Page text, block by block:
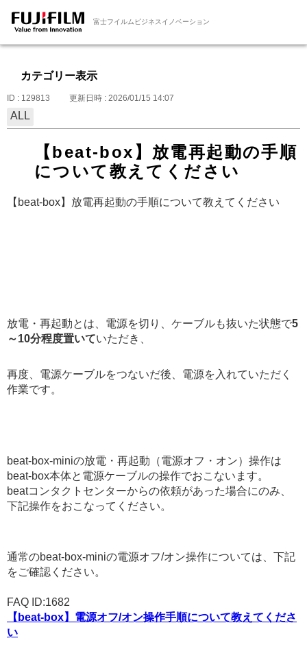
富士フイルムビジネスイノベーション
カテゴリー表示
ID : 129813 更新日時 : 2026/01/15 14:07
ALL
【beat-box】放電再起動の手順
について教えてください
【beat-box】放電再起動の手順について教えてください
放電・再起動とは、電源を切り、ケーブルも抜いた状態で5
～10分程度置いていただき、
再度、電源ケーブルをつないだ後、電源を入れていただく
作業です。
beat-box-miniの放電・再起動（電源オフ・オン）操作は
beat-box本体と電源ケーブルの操作でおこないます。
beatコンタクトセンターからの依頼があった場合にのみ、
下記操作をおこなってください。
通常のbeat-box-miniの電源オフ/オン操作については、下記
をご確認ください。
FAQ ID:1682
【beat-box】電源オフ/オン操作手順について教えてくださ
い